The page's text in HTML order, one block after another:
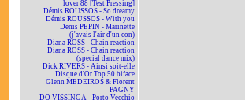
lover 88 [Test Pressing]
Démis ROUSSOS - So dreamy
Démis ROUSSOS - With you
Denis PEPIN - Marinette
(j'avais l'air d'un con)
Diana ROSS - Chain reaction
Diana ROSS - Chain reaction
(special dance mix)
Dick RIVERS - Ainsi soit-elle
Disque d'Or Top 50 biface
Glenn MEDEIROS & Florent
PAGNY
DO VISSINGA - Porto Vecchio